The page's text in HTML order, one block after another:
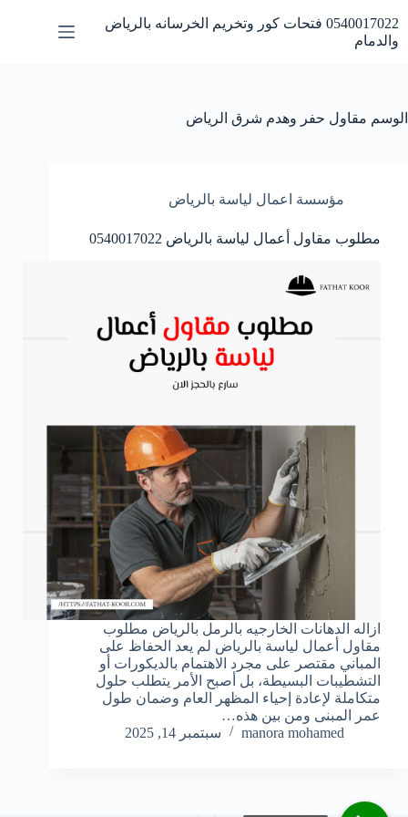
إلى
المحتوى
0540017022 فتحات كور وتخريم الخرسانه بالرياض
والدمام
الوسم مقاول حفر وهدم شرق الرياض
مؤسسة اعمال لياسة بالرياض
مطلوب مقاول أعمال لياسة بالرياض 0540017022
ازاله الدهانات الخارجيه بالرمل بالرياض مطلوب
مقاول أعمال لياسة بالرياض لم يعد الحفاظ على
المباني مقتصر على مجرد الاهتمام بالديكورات أو
التشطيبات البسيطة، بل أصبح الأمر يتطلب حلول
متكاملة لإعادة إحياء المظهر العام وضمان طول
عمر المبنى ومن بين هذه…
manora mohamed
سبتمبر 14, 2025